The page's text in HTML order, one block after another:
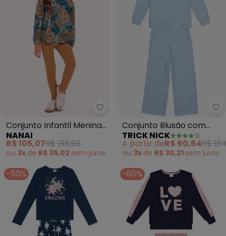
Nanai - Conjunto Infantil
Conjunto Infantil Menina
Flores (Azul)
NANAI
R$ 105,07R$ 218,90
ou 3x de R$ 35,02 sem juros
Conjunto Blusão com
Calça Moletom (Azul)
TRICK NICK
A partir deR$ 90,64R$
ou 3x de R$ 30,21 sem juros
-50% -60%